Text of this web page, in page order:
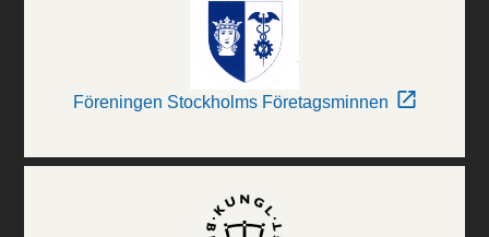
Föreningen Stockholms Företagsminnen